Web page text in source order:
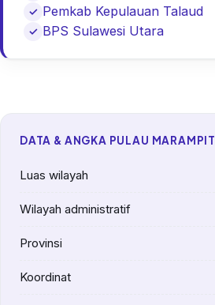
Pemkab Kepulauan Talaud
BPS Sulawesi Utara
DATA & ANGKA PULAU MARAMPIT
Luas wilayah
Wilayah administratif
Provinsi
Koordinat